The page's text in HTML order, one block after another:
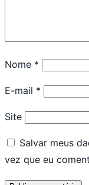
Nome *
E-mail *
Site
Salvar meus
vez que eu